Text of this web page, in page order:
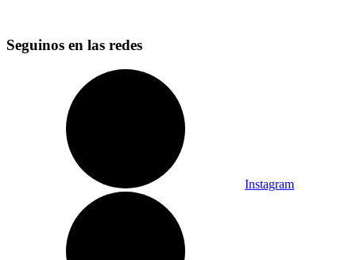
Seguinos en las redes
Instagram